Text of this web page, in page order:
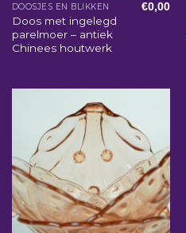
DOOSJES EN BLIKKEN
Doos met ingelegd
parelmoer – antiek
Chinees houtwerk
€0,00